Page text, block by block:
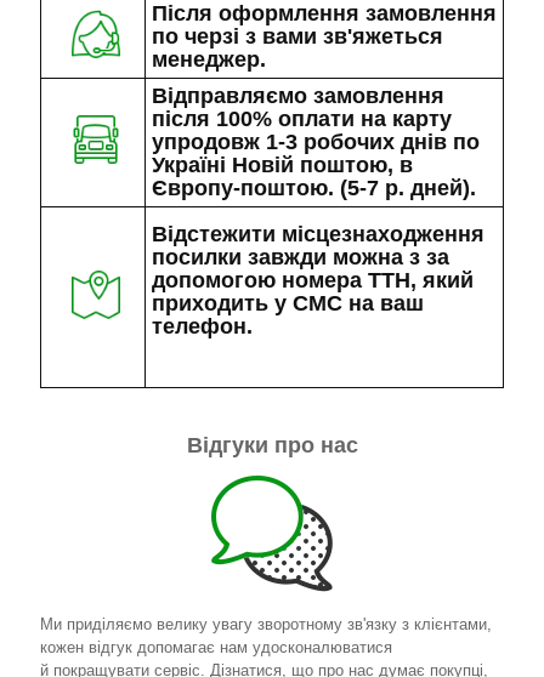
Після оформлення замовлення
по черзі з вами зв'яжеться
менеджер.
Відправляємо замовлення
після 100% оплати на карту
упродовж 1-3 робочих днів по
Україні Новій поштою, в
Європу-поштою. (5-7 р. дней).
Відстежити місцезнаходження
посилки завжди можна з за
допомогою номера ТТН, який
приходить у СМС на ваш
телефон.
Відгуки про нас
Ми приділяємо велику увагу зворотному зв'язку з клієнтами,
кожен відгук допомагає нам удосконалюватися
й покращувати сервіс. Дізнатися, що про нас думає покупці,